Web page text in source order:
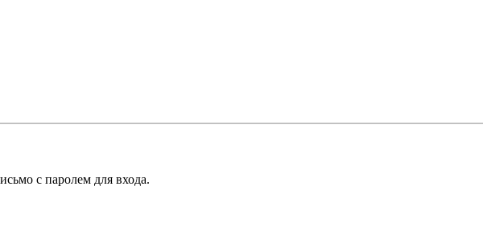
с паролем для входа.